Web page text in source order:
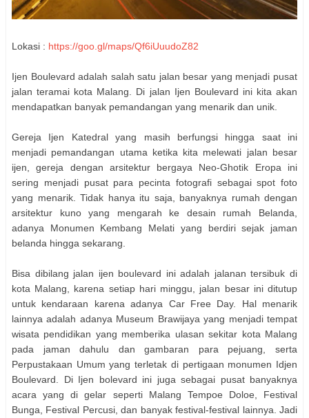
Lokasi : https://goo.gl/maps/Qf6iUuudoZ82
Ijen Boulevard adalah salah satu jalan besar yang menjadi pusat
jalan teramai kota Malang. Di jalan Ijen Boulevard ini kita akan
mendapatkan banyak pemandangan yang menarik dan unik.
Gereja Ijen Katedral yang masih berfungsi hingga saat ini
menjadi pemandangan utama ketika kita melewati jalan besar
ijen, gereja dengan arsitektur bergaya Neo-Ghotik Eropa ini
sering menjadi pusat para pecinta fotografi sebagai spot foto
yang menarik. Tidak hanya itu saja, banyaknya rumah dengan
arsitektur kuno yang mengarah ke desain rumah Belanda,
adanya Monumen Kembang Melati yang berdiri sejak jaman
belanda hingga sekarang.
Bisa dibilang jalan ijen boulevard ini adalah jalanan tersibuk di
kota Malang, karena setiap hari minggu, jalan besar ini ditutup
untuk kendaraan karena adanya Car Free Day. Hal menarik
lainnya adalah adanya Museum Brawijaya yang menjadi tempat
wisata pendidikan yang memberika ulasan sekitar kota Malang
pada jaman dahulu dan gambaran para pejuang, serta
Perpustakaan Umum yang terletak di pertigaan monumen Idjen
Boulevard. Di Ijen bolevard ini juga sebagai pusat banyaknya
acara yang di gelar seperti Malang Tempoe Doloe, Festival
Bunga, Festival Percusi, dan banyak festival-festival lainnya. Jadi